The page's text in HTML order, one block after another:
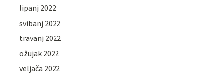
lipanj 2022
svibanj 2022
travanj 2022
ožujak 2022
veljača 2022